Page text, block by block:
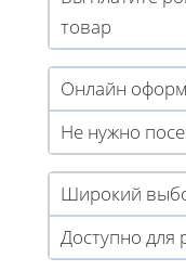
товар
Онлайн
Не нужно
Широкий
Доступно для